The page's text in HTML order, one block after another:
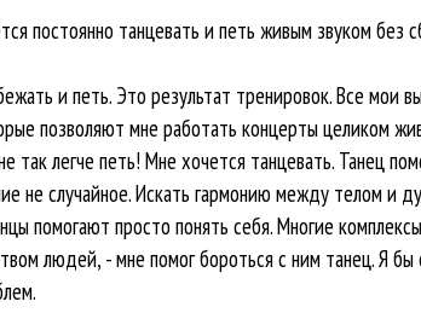
постоянно танцевать и петь живым звуком без
и петь. Это результат тренировок. Все мои
позволяют мне работать концерты целиком
легче петь! Мне хочется танцевать. Танец
не случайное. Искать гармонию между телом и
помогают просто понять себя. Многие
людей, - мне помог бороться с ним танец. Я бы